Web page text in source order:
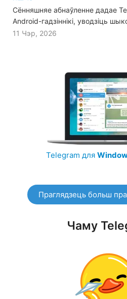
Сённяшняе абнаўленне дадае
Android-гадзіннікі, уводзіць
11 Чэр, 2026
Telegram для
Праглядзець больш
Чаму